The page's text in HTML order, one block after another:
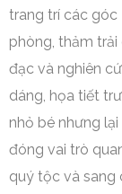
trang trí các góc
phòng, thảm
đạc và nghiên
dáng, họa tiết
nhỏ bé nhưng lại
đóng vai trò
quý tộc và sang